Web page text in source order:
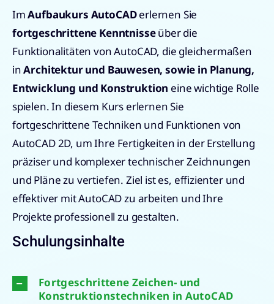
ImAufbaukurs AutoCADerlernen Sie
fortgeschrittene Kenntnisseüber die
Funktionalitäten von AutoCAD, die gleichermaßen
inArchitektur und Bauwesen, sowie in Planung,
Entwicklung und Konstruktion eine wichtige Rolle
spielen. In diesem Kurs erlernen Sie
fortgeschrittene Techniken und Funktionen von
AutoCAD 2D, um Ihre Fertigkeiten in der Erstellung
präziser und komplexer technischer Zeichnungen
und Pläne zu vertiefen. Ziel ist es, effizienter und
effektiver mit AutoCAD zu arbeiten und Ihre
Projekte professionell zu gestalten.
Schulungsinhalte
Fortgeschrittene Zeichen- und
Konstruktionstechniken in AutoCAD